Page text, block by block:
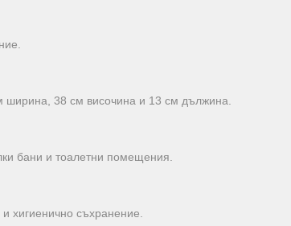
ширина, 38 см височина и 13 см дължина.
бани и тоалетни помещения.
хигиенично съхранение.